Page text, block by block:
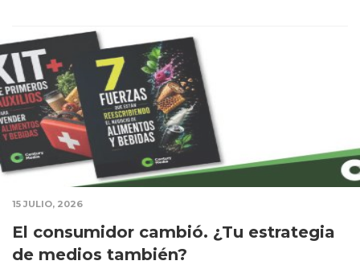
15 JULIO, 2026
El consumidor cambió. ¿Tu estrategia
de medios también?